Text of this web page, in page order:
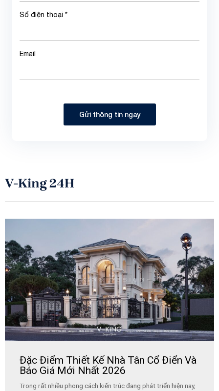
Số điện thoại *
Email
Gửi thông tin ngay
V-King 24H
Đặc Điểm Thiết Kế Nhà Tân Cổ Điển Và
Báo Giá Mới Nhất 2026
Trong rất nhiều phong cách kiến trúc đang phát triển hiện nay,